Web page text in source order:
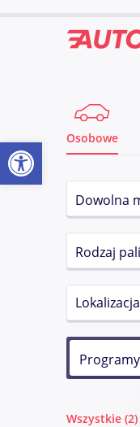
Osobowe
Lokalizacja
Wszystkie (2)
Otwórz pasek narzędzi